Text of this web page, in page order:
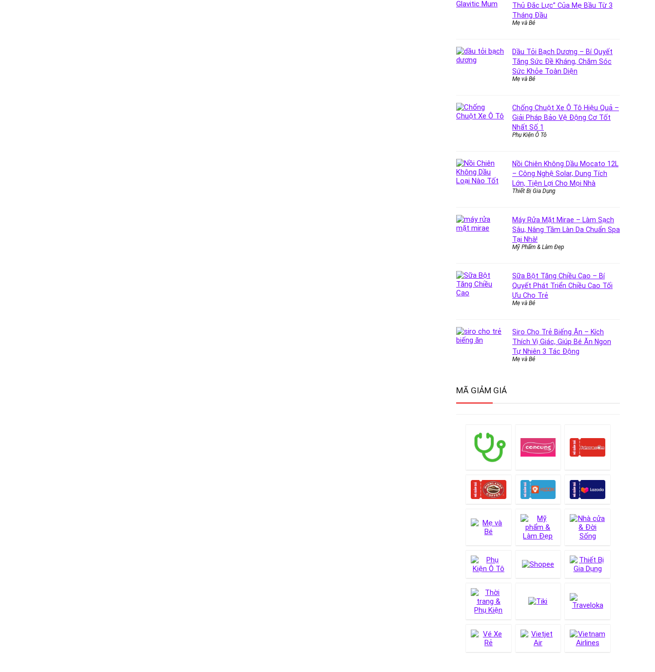
Thủ Đắc Lực” Của Mẹ Bầu Từ 3
Tháng Đầu
Mẹ và Bé
Dầu Tỏi Bạch Dương – Bí Quyết
Tăng Sức Đề Kháng, Chăm Sóc
Sức Khỏe Toàn Diện
Mẹ và Bé
Chống Chuột Xe Ô Tô Hiệu Quả –
Giải Pháp Bảo Vệ Động Cơ Tốt
Nhất Số 1
Phụ Kiện Ô Tô
Nồi Chiên Không Dầu Mocato 12L
– Công Nghệ Solar, Dung Tích
Lớn, Tiện Lợi Cho Mọi Nhà
Thiết Bị Gia Dụng
Máy Rửa Mặt Mirae – Làm Sạch
Sâu, Nâng Tầm Làn Da Chuẩn Spa
Tại Nhà!
Mỹ Phẩm & Làm Đẹp
Sữa Bột Tăng Chiều Cao – Bí
Quyết Phát Triển Chiều Cao Tối
Ưu Cho Trẻ
Mẹ và Bé
Siro Cho Trẻ Biếng Ăn – Kích
Thích Vị Giác, Giúp Bé Ăn Ngon
Tự Nhiên 3 Tác Động
Mẹ và Bé
MÃ GIẢM GIÁ